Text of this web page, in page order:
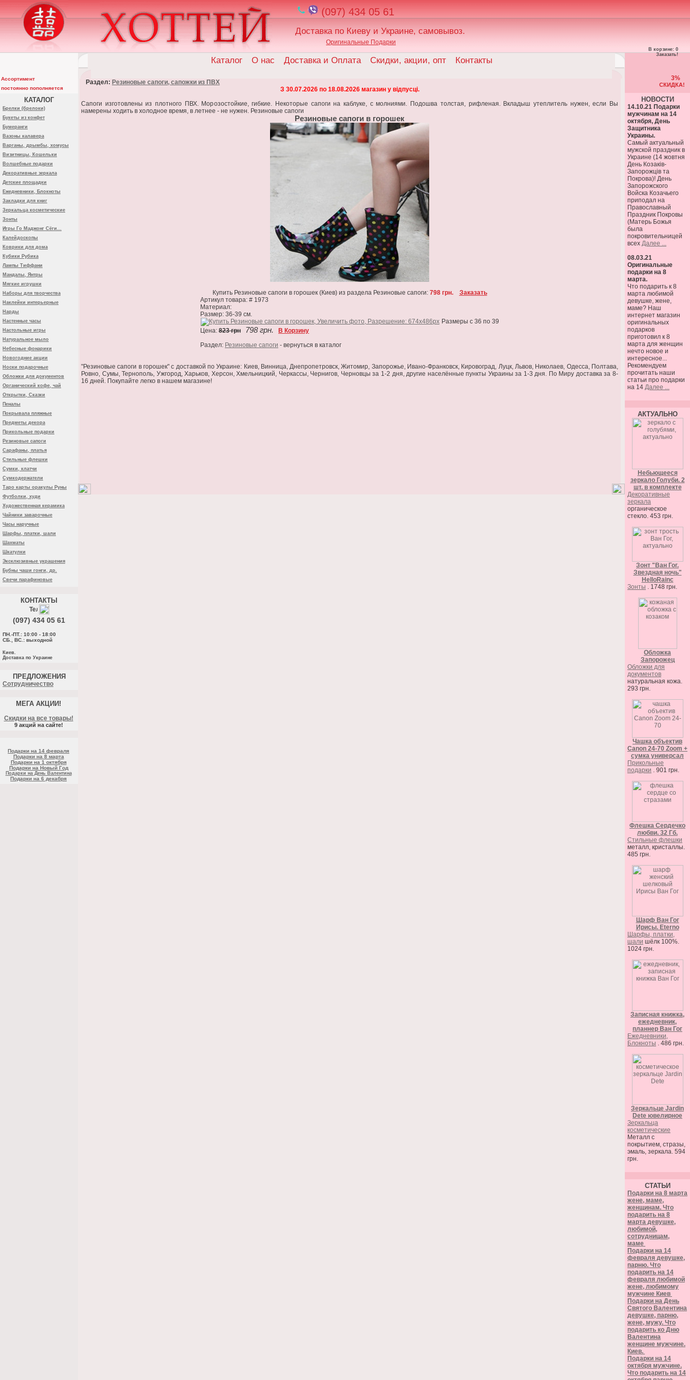
(097) 434 05 61
Доставка по Киеву и Украине, самовывоз.
Оригинальные Подарки
В корзине: 0
Заказать!
Ассортимент
постоянно пополняется
КАТАЛОГ
Брелки (брелоки)
Букеты из конфет
Бумеранги
Вазоны калавера
Варганы, дрымбы, хомусы
Визитницы, Кошельки
Волшебные подарки
Декоративные зеркала
Детские площадки
Ежедневники, Блокноты
Закладки для книг
Зеркальца косметические
Зонты
Игры Го Маджонг Сёги...
Калейдоскопы
Коврики для дома
Кубики Рубика
Лампы Тиффани
Мандалы, Янтры
Мягкие игрушки
Наборы для творчества
Наклейки интерьерные
Нарды
Настенные часы
Настольные игры
Натуральное мыло
Небесные фонарики
Новогодние акции
Носки подарочные
Обложки для документов
Органический кофе, чай
Открытки, Сказки
Пеналы
Покрывала пляжные
Предметы декора
Прикольные подарки
Резиновые сапоги
Сарафаны, платья
Стильные флешки
Сумки, клатчи
Сумкодержатели
Таро карты оракулы Руны
Футболки, худи
Художественная керамика
Чайники заварочные
Часы наручные
Шарфы, платки, шали
Шахматы
Шкатулки
Эксклюзивные украшения
Бубны чаши гонги, др.
Свечи парафиновые
КОНТАКТЫ
(097) 434 05 61
ПН.-ПТ.: 10:00 - 18:00
СБ., ВС.: выходной
Киев.
Доставка по Украине
ПРЕДЛОЖЕНИЯ
Cотрудничество
МЕГА АКЦИИ!
Скидки на все товары!
9 акций на сайте!
Подарки на 14 февраля
Подарки на 8 марта
Подарки на 1 октября
Подарки на Новый Год
Подарки на День Валентина
Подарки на 6 декабря
Каталог О нас Доставка и Оплата Скидки, акции, опт Контакты
Раздел: Резиновые сапоги, сапожки из ПВХ
З 30.07.2026 по 18.08.2026 магазин у відпусці.
Сапоги изготовлены из плотного ПВХ. Морозостойкие, гибкие. Некоторые сапоги на каблуке, с молниями. Подошва толстая, рифленая. Вкладыш утеплитель нужен, если Вы
намерены ходить в холодное время, в летнее - не нужен. Резиновые сапоги
Резиновые сапоги в горошек
Купить Резиновые сапоги в горошек (Киев) из раздела Резиновые сапоги: 798 грн.
Заказать
Артикул товара: # 1973
Материал:
Размер: 36-39 см.
Размеры с 36 по 39
Цена: 823 грн 798 грн.
В Корзину
Раздел: Резиновые сапоги - вернуться в каталог
"Резиновые сапоги в горошек" c доставкой по Украине: Киев, Винница, Днепропетровск, Житомир, Запорожье, Ивано-Франковск, Кировоград, Луцк, Львов, Николаев, Одесса, Полтава,
Ровно, Сумы, Тернополь, Ужгород, Харьков, Херсон, Хмельницкий, Черкассы, Чернигов, Черновцы за 1-2 дня, другие населённые пункты Украины за 1-3 дня. По Миру доставка за 8-
16 дней. Покупайте легко в нашем магазине!
3%
СКИДКА!
НОВОСТИ
14.10.21 Подарки
мужчинам на 14
октября, День
Защитника
Украины.
Самый актуальный
мужской праздник в
Украине (14 жовтня
День Козаків-
Запорожців та
Покрова)! День
Запорожского
Войска Козачьего
приподал на
Православный
Праздник Покровы
(Матерь Божья
была
покровительницей
всех Далее ...
08.03.21
Оригинальные
подарки на 8
марта.
Что подарить к 8
марта любимой
девушке, жене,
маме? Наш
интернет магазин
оригинальных
подарков
приготовил к 8
марта для женщин
нечто новое и
интересное...
Рекомендуем
прочитать наши
статьи про подарки
на 14 Далее ...
АКТУАЛЬНО
Небьющееся
зеркало Голуби. 2
шт. в комплекте
Декоративные
зеркала
органическое
стекло. 453 грн.
Зонт "Ван Гог.
Звездная ночь"
HelloRainc
Зонты . 1748 грн.
Обложка
Запорожец
Обложки для
документов
натуральная кожа.
293 грн.
Чашка объектив
Canon 24-70 Zoom +
сумка универсал
Прикольные
подарки . 901 грн.
Флешка Сердечко
любви. 32 Гб.
Стильные флешки
металл, кристаллы.
485 грн.
Шарф Ван Гог
Ирисы. Eterno
Шарфы, платки,
шали шёлк 100%.
1024 грн.
Записная книжка,
ежедневник,
планнер Ван Гог
Ежедневники,
Блокноты . 486 грн.
Зеркальце Jardin
Dete ювелирное
Зеркальца
косметические
Металл с
покрытием, стразы,
эмаль, зеркала. 594
грн.
СТАТЬИ
Подарки на 8 марта
жене, маме,
женщинам. Что
подарить на 8
марта девушке,
любимой,
сотрудницам,
маме
Подарки на 14
февраля девушке,
парню. Что
подарить на 14
февраля любимой
жене, любимому
мужчине Киев
Подарки на День
Святого Валентина
девушке, парню,
жене, мужу. Что
подарить ко Дню
Валентина
женщине мужчине.
Киев.
Подарки на 14
октября мужчине.
Что подарить на 14